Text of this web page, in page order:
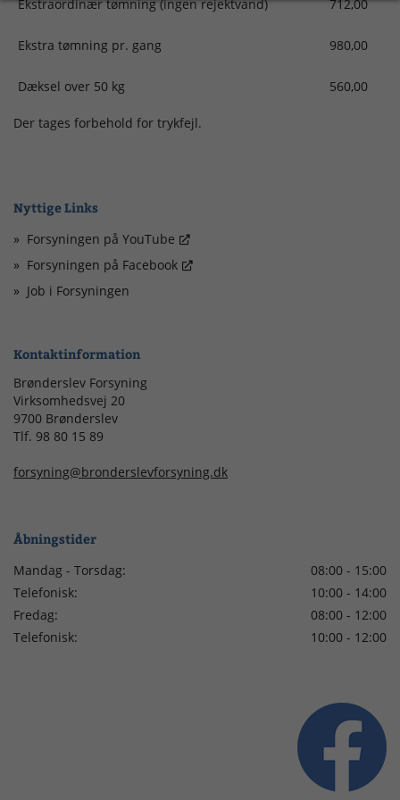
Ekstraordinær tømning (ingen rejektvand) 712,00
Ekstra tømning pr. gang 980,00
Dæksel over 50 kg 560,00
Der tages forbehold for trykfejl.
Nyttige Links
Forsyningen på YouTube
Forsyningen på Facebook
Job i Forsyningen
Kontaktinformation
Brønderslev Forsyning
Virksomhedsvej 20
9700 Brønderslev
Tlf. 98 80 15 89
forsyning@bronderslevforsyning.dk
Åbningstider
Mandag - Torsdag:
08:00 - 15:00
Telefonisk:
10:00 - 14:00
Fredag:
08:00 - 12:00
Telefonisk:
10:00 - 12:00